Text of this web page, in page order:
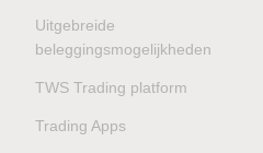
Uitgebreide
beleggingsmogelijkheden
TWS Trading platform
Trading Apps